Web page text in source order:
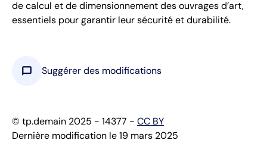
de calcul et de dimensionnement des ouvrages d’art,
essentiels pour garantir leur sécurité et durabilité.
chat_bubble Suggérer des modifications
© tp.demain 2025 - 14377 - CC BY
Dernière modification le 19 mars 2025